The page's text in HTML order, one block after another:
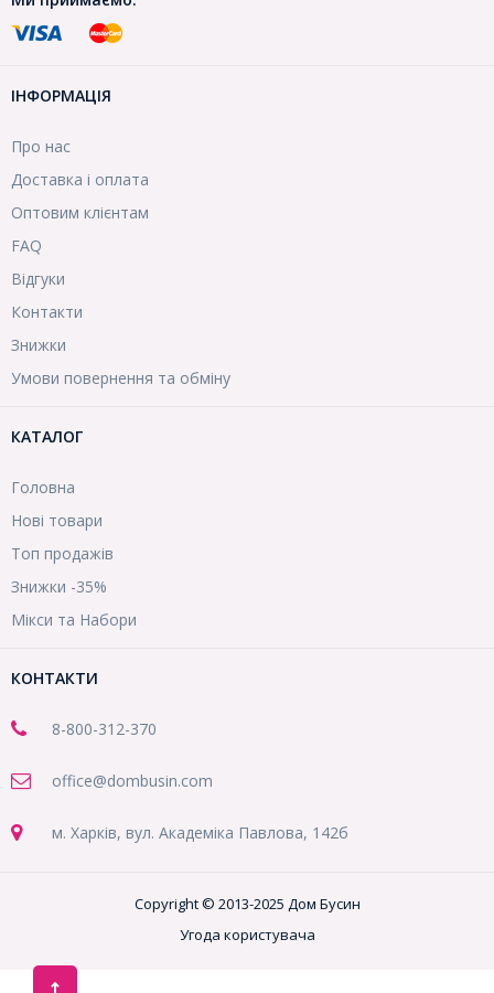
ІНФОРМАЦІЯ
Про нас
Доставка і оплата
Оптовим клієнтам
FAQ
Відгуки
Контакти
Знижки
Умови повернення та обміну
КАТАЛОГ
Головна
Нові товари
Топ продажів
Знижки -35%
Мікси та Набори
КОНТАКТИ
8-800-312-370
office@dombusin.com
м. Харків, вул. Академіка Павлова, 142б
Copyright © 2013-2025 Дом Бусин
Угода користувача